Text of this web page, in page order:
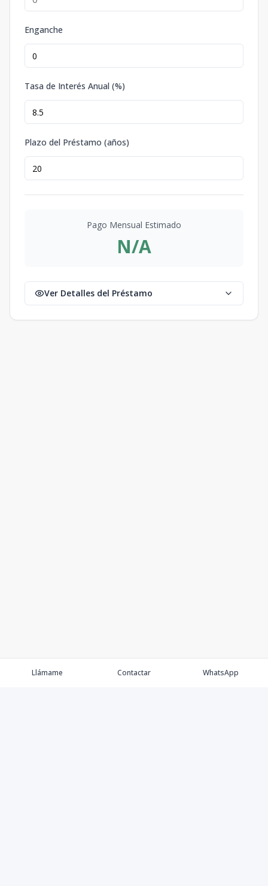
Enganche
Tasa de Interés Anual (%)
Plazo del Préstamo (años)
Pago Mensual Estimado
N/A
Ver Detalles del Préstamo
Llámame Contactar WhatsApp